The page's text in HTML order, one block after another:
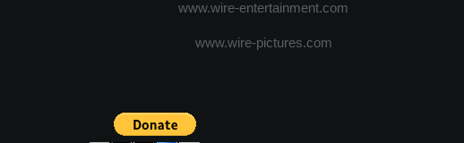
www.wire-entertainment.com
www.wire-pictures.com